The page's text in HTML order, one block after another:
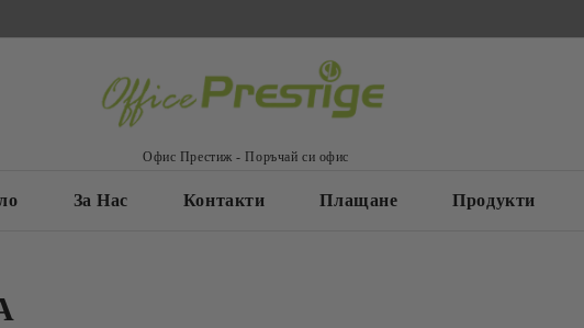
Офис Престиж - Поръчай си офис
За Нас Контакти Плащане Продукти